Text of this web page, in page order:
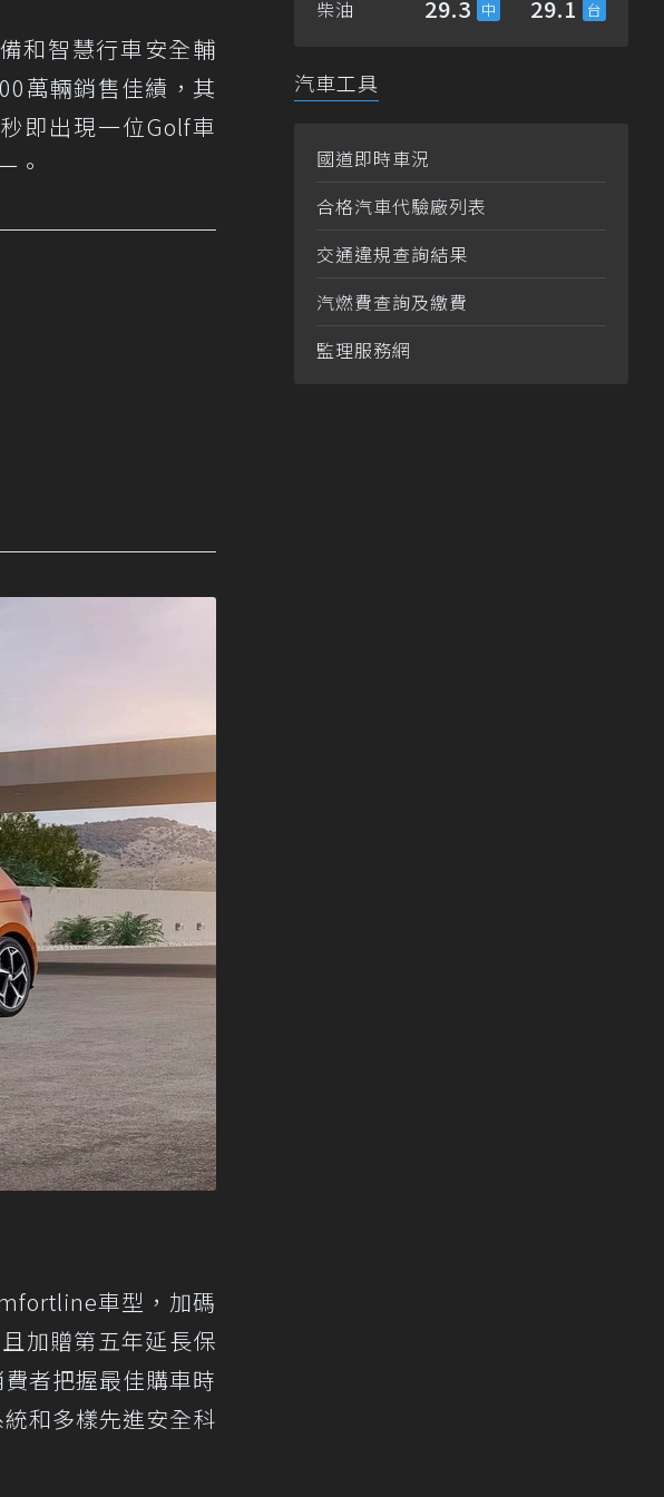
和智慧行車安全輔
萬輛銷售佳績，其
即出現一位Golf車
。
車型，加碼
加贈第五年延長保
者把握最佳購車時
和多樣先進安全科
柴油 29.3 29.1
汽車工具
國道即時車況
合格汽車代驗廠列表
交通違規查詢結果
汽燃費查詢及繳費
監理服務網